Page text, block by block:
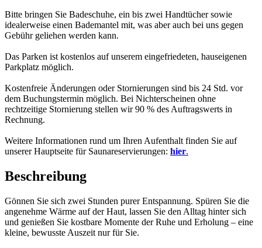
Bitte bringen Sie Badeschuhe, ein bis zwei Handtücher sowie
idealerweise einen Bademantel mit, was aber auch bei uns gegen
Gebühr geliehen werden kann.
Das Parken ist kostenlos auf unserem eingefriedeten, hauseigenen
Parkplatz möglich.
Kostenfreie Änderungen oder Stornierungen sind bis 24 Std. vor
dem Buchungstermin möglich. Bei Nichterscheinen ohne
rechtzeitige Stornierung stellen wir 90 % des Auftragswerts in
Rechnung.
Weitere Informationen rund um Ihren Aufenthalt finden Sie auf
unserer Hauptseite für Saunareservierungen: hier.
Beschreibung
Gönnen Sie sich zwei Stunden purer Entspannung. Spüren Sie die
angenehme Wärme auf der Haut, lassen Sie den Alltag hinter sich
und genießen Sie kostbare Momente der Ruhe und Erholung – eine
kleine, bewusste Auszeit nur für Sie.